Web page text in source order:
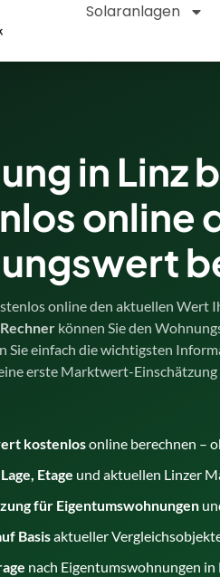
Solaranlagen
in Linz
online
online den aktuellen Wert
können Sie den
Sie einfach die wichtigsten
erste Marktwert-
kostenlosonline berechnen –
Etage und aktuellen Linzer
für Eigentumswohnungen
Basisaktueller
nach Eigentumswohnungen